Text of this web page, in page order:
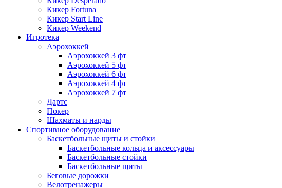
Кикер Fortuna
Кикер Start Line
Кикер Weekend
Игротека
Аэрохоккей
Аэрохоккей 3 фт
Аэрохоккей 5 фт
Аэрохоккей 6 фт
Аэрохоккей 4 фт
Аэрохоккей 7 фт
Дартс
Покер
Шахматы и нарды
Спортивное оборудование
Баскетбольные щиты и стойки
Баскетбольные кольца и аксессуары
Баскетбольные стойки
Баскетбольные щиты
Беговые дорожки
Велотренажеры